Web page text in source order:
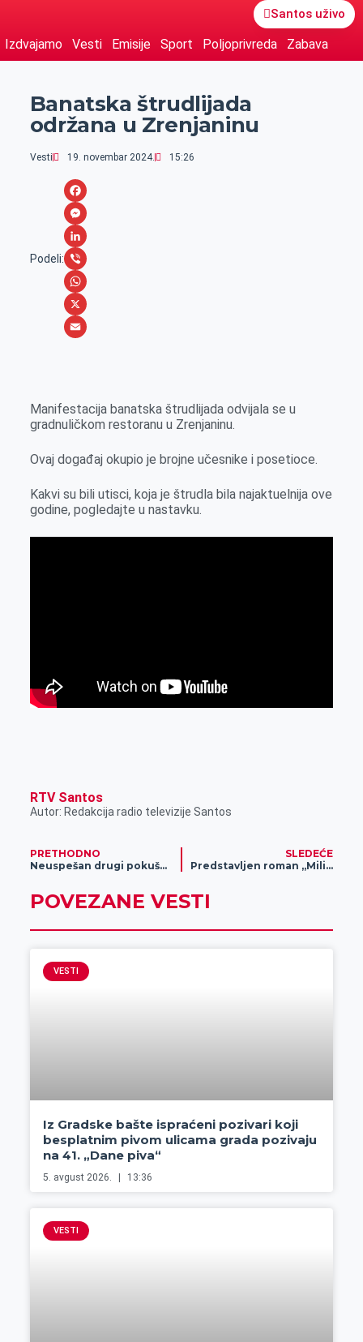
Santos uživo
Izdvajamo Vesti Emisije Sport Poljoprivreda Zabava
Banatska štrudlijada
održana u Zrenjaninu
Vesti 19. novembar 2024. 15:26
Podeli:
F
a
c
e
b
o
M
e
s
s
e
r
L
i
n
k
n
V
i
b
W
h
A
p
X
i
Manifestacija banatska štrudlijada odvijala se u
gradnuličkom restoranu u Zrenjaninu.
Ovaj događaj okupio je brojne učesnike i posetioce.
Kakvi su bili utisci, koja je štrudla bila najaktuelnija ove
godine, pogledajte u nastavku.
RTV Santos
Autor: Redakcija radio televizije Santos
PRETHODNO
Neuspešan drugi pokušaj prodaje industrije mesa „Bek“ u stečaju
SLEDEĆE
Predstavljen roman „Milica i drugi ljudi“
POVEZANE VESTI
VESTI
Iz Gradske bašte ispraćeni pozivari koji
besplatnim pivom ulicama grada pozivaju
na 41. „Dane piva“
5. avgust 2026. 13:36
VESTI